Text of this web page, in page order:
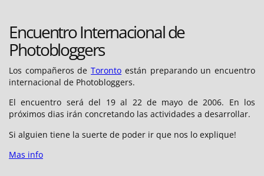
Encuentro Internacional de
Photobloggers
Los compañeros deToronto están preparando un encuentro
internacional de Photobloggers.
El encuentro será del 19 al 22 de mayo de 2006. En los
próximos dias irán concretando las actividades a desarrollar.
Si alguien tiene la suerte de poder ir que nos lo explique!
Mas info